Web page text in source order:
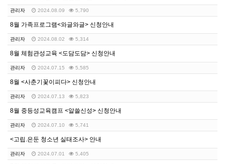
관리자 2024.08.09 5,790
8월 가족프로그램<와글와글> 신청안내
관리자 2024.08.02 5,314
8월 체험관성교육 <도담도담> 신청안내
관리자 2024.07.15 5,585
8월 <사춘기꽃이피다> 신청안내
관리자 2024.07.13 5,823
8월 중등성교육캠프 <알쓸신성> 신청안내
관리자 2024.07.10 5,741
<고립.은둔 청소년 실태조사> 안내
관리자 2024.07.01 5,405